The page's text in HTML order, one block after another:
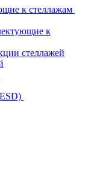
к стеллажам
к
стеллажей